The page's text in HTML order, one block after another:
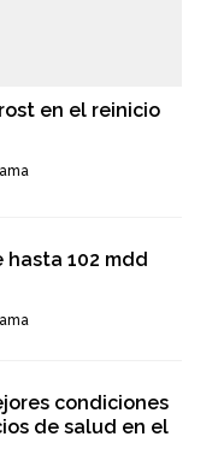
en el reinicio
hasta 102 mdd
condiciones
de salud en el